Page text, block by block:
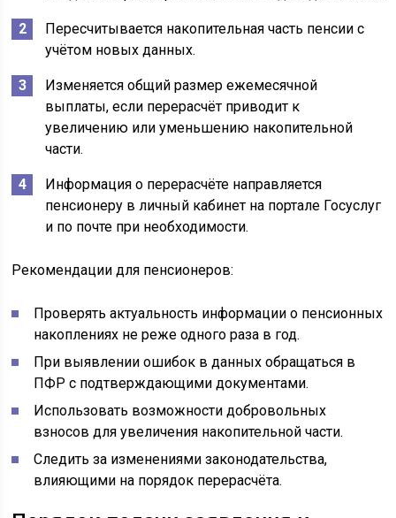
Пересчитывается накопительная часть пенсии с
учётом новых данных.
Изменяется общий размер ежемесячной
выплаты, если перерасчёт приводит к
увеличению или уменьшению накопительной
части.
Информация о перерасчёте направляется
пенсионеру в личный кабинет на портале Госуслуг
и по почте при необходимости.
Рекомендации для пенсионеров:
Проверять актуальность информации о пенсионных
накоплениях не реже одного раза в год.
При выявлении ошибок в данных обращаться в
ПФР с подтверждающими документами.
Использовать возможности добровольных
взносов для увеличения накопительной части.
Следить за изменениями законодательства,
влияющими на порядок перерасчёта.